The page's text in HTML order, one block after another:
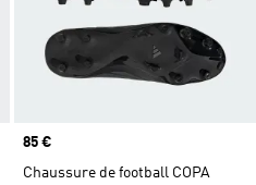
Prix
85 €
Chaussure de football COPA